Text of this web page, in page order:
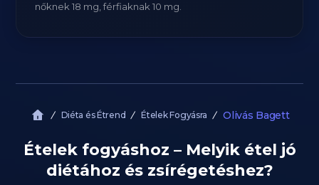
nőknek 18 mg, férfiaknak 10 mg.
Diéta és Étrend Ételek Fogyásra Olivás Bagett
Ételek fogyáshoz – Melyik étel jó
diétához és zsírégetéshez?